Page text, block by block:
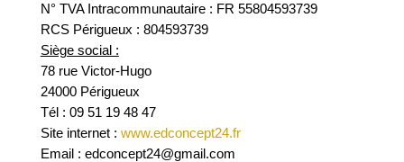
N° TVA Intracommunautaire : FR 55804593739
RCS Périgueux : 804593739
Siège social :
78 rue Victor-Hugo
24000 Périgueux
Tél : 09 51 19 48 47
Site internet : www.edconcept24.fr
Email : edconcept24@gmail.com